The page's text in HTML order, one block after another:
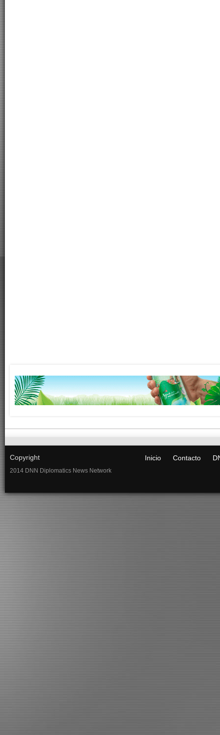
Copyright
2014 DNN Diplomatics News Network
Inicio Contacto